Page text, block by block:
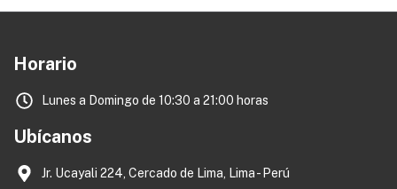
Horario
Lunes a Domingo de 10:30 a 21:00 horas
Ubícanos
Jr. Ucayali 224, Cercado de Lima, Lima - Perú